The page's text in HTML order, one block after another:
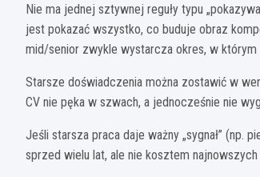
Nie ma jednej sztywnej reguły typu
jest pokazać wszystko, co buduje obraz
mid/senior zwykle wystarcza okres, w którym
Starsze doświadczenia można zostawić w
CV nie pęka w szwach, a jednocześnie nie
Jeśli starsza praca daje ważny „sygnał” (np.
sprzed wielu lat, ale nie kosztem najnowszych